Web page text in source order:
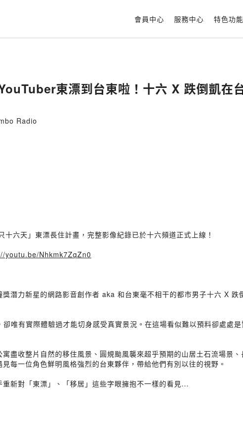
會員中心 服務中心 特色功能
東漂到台東啦！十六 X 跌倒凱在
Radio
六天」東漂長住計畫，完整影像紀錄已於十六頻道正式上線！
youtu.be/Nhkmk7ZqZn0
潛力新星的網路影音創作者 aka 和台東毫不相干的都市男子十六 X
唯有實際體驗過才能切身感受真實景況。在這場看似難以預料卻處處
盡收整片自然的移住風景、圓規颱風襲來超乎預期的山居土石流場景
每一位角色鮮明風格強烈的台東夥伴，帶給他們有別以往的視野。
新對「東漂」、「移居」這些字眼擁抱不一樣的看見...